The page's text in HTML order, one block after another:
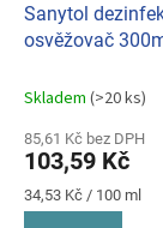
Sanytol
osvěžovač
Skladem (>20 ks)
85,61 Kč bez DPH
103,59 Kč
Měrná
cena:
34,53 Kč / 100 ml